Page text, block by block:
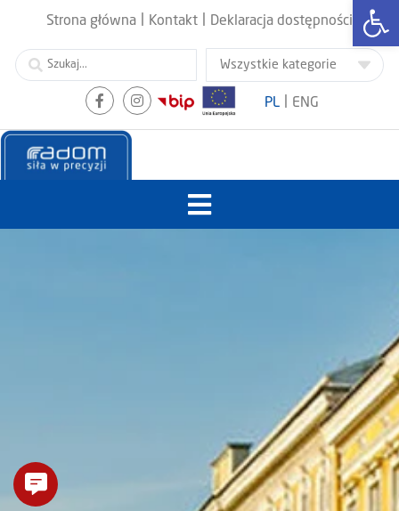
Strona główna Kontakt Deklaracja dostępności
PL ENG